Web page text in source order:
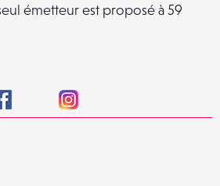
émetteur est proposé à 59